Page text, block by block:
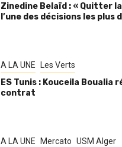
Zinedine Belaïd : « Quitter
l’une des décisions les plus
A LA UNE Les Verts
ES Tunis : Kouceila Boualia
contrat
A LA UNE Mercato USM Alger